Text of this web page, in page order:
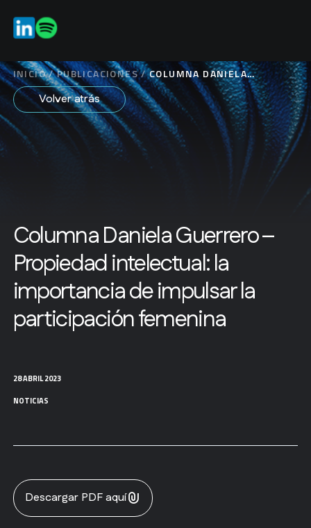
INICIO /PUBLICACIONES /COLUMNA DANIELA
GUERRERO – PROPIEDAD
INTELECTUAL: LA
IMPORTANCIA DE
IMPULSAR LA
PARTICIPACIÓN FEMENINA
Volver atrás
Columna Daniela Guerrero –
Propiedad intelectual: la
importancia de impulsar la
participación femenina
28 ABRIL 2023
NOTICIAS
Descargar PDF aquí